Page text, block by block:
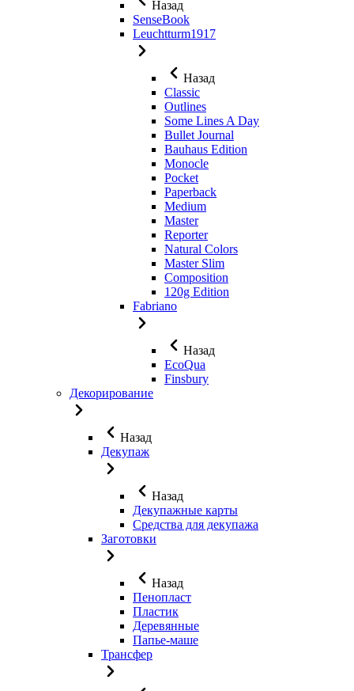
Назад
SenseBook
Leuchtturm1917
Назад
Classic
Outlines
Some Lines A Day
Bullet Journal
Bauhaus Edition
Monocle
Pocket
Paperback
Medium
Master
Reporter
Natural Colors
Master Slim
Composition
120g Edition
Fabriano
Назад
EcoQua
Finsbury
Декорирование
Назад
Декупаж
Назад
Декупажные карты
Средства для декупажа
Заготовки
Назад
Пенопласт
Пластик
Деревянные
Папье-маше
Трансфер